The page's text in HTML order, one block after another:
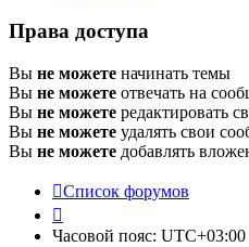
Права доступа
Вы не можете начинать темы
Вы не можете отвечать на
Вы не можете редактировать
Вы не можете удалять свои
Вы не можете добавлять
Список форумов
Часовой пояс: UTC+03:00